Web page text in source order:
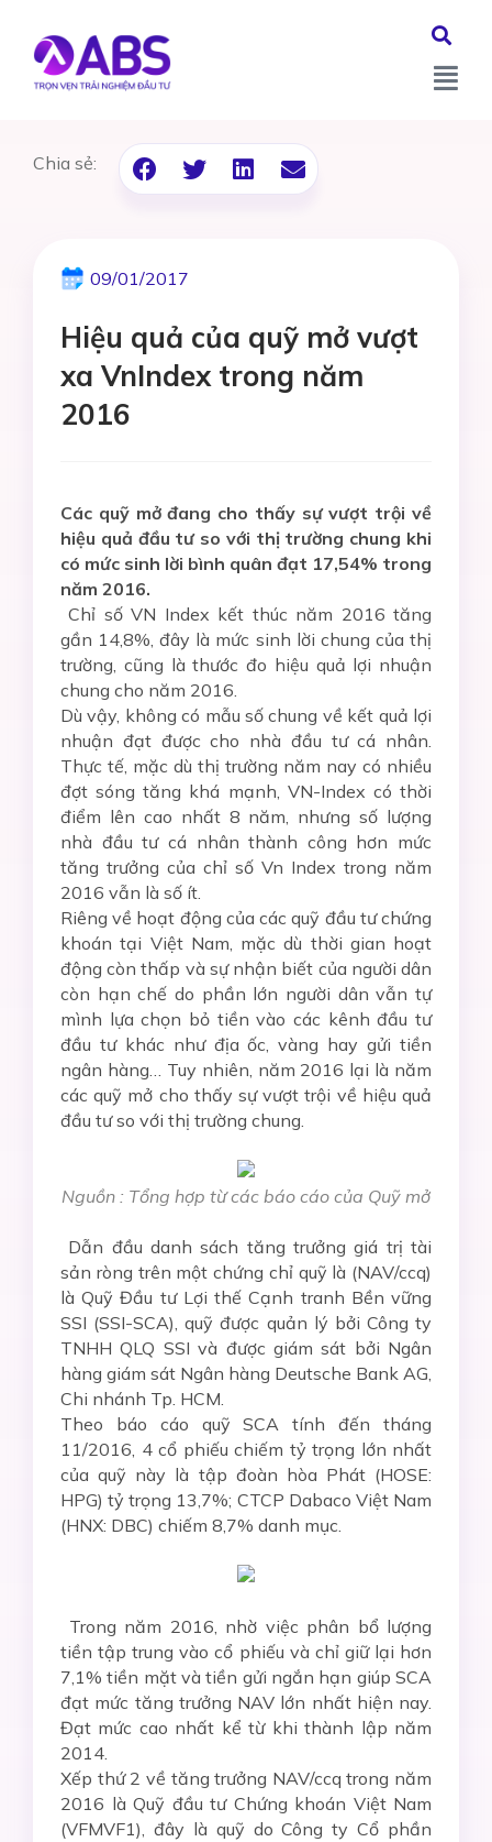
Chia sẻ:
09/01/2017
Hiệu quả của quỹ mở vượt
xa VnIndex trong năm
2016
Các quỹ mở đang cho thấy sự vượt trội về
hiệu quả đầu tư so với thị trường chung khi
có mức sinh lời bình quân đạt 17,54% trong
năm 2016.
Chỉ số VN Index kết thúc năm 2016 tăng
gần 14,8%, đây là mức sinh lời chung của thị
trường, cũng là thước đo hiệu quả lợi nhuận
chung cho năm 2016.
Dù vậy, không có mẫu số chung về kết quả lợi
nhuận đạt được cho nhà đầu tư cá nhân.
Thực tế, mặc dù thị trường năm nay có nhiều
đợt sóng tăng khá mạnh, VN-Index có thời
điểm lên cao nhất 8 năm, nhưng số lượng
nhà đầu tư cá nhân thành công hơn mức
tăng trưởng của chỉ số Vn Index trong năm
2016 vẫn là số ít.
Riêng về hoạt động của các quỹ đầu tư chứng
khoán tại Việt Nam, mặc dù thời gian hoạt
động còn thấp và sự nhận biết của người dân
còn hạn chế do phần lớn người dân vẫn tự
mình lựa chọn bỏ tiền vào các kênh đầu tư
đầu tư khác như địa ốc, vàng hay gửi tiền
ngân hàng… Tuy nhiên, năm 2016 lại là năm
các quỹ mở cho thấy sự vượt trội về hiệu quả
đầu tư so với thị trường chung.
Nguồn : Tổng hợp từ các báo cáo của Quỹ mở
Dẫn đầu danh sách tăng trưởng giá trị tài
sản ròng trên một chứng chỉ quỹ là (NAV/ccq)
là Quỹ Đầu tư Lợi thế Cạnh tranh Bền vững
SSI (SSI-SCA), quỹ được quản lý bởi Công ty
TNHH QLQ SSI và được giám sát bởi Ngân
hàng giám sát Ngân hàng Deutsche Bank AG,
Chi nhánh Tp. HCM.
Theo báo cáo quỹ SCA tính đến tháng
11/2016, 4 cổ phiếu chiếm tỷ trọng lớn nhất
của quỹ này là tập đoàn hòa Phát (HOSE:
HPG) tỷ trọng 13,7%; CTCP Dabaco Việt Nam
(HNX: DBC) chiếm 8,7% danh mục.
Trong năm 2016, nhờ việc phân bổ lượng
tiền tập trung vào cổ phiếu và chỉ giữ lại hơn
7,1% tiền mặt và tiền gửi ngắn hạn giúp SCA
đạt mức tăng trưởng NAV lớn nhất hiện nay.
Đạt mức cao nhất kể từ khi thành lập năm
2014.
Xếp thứ 2 về tăng trưởng NAV/ccq trong năm
2016 là Quỹ đầu tư Chứng khoán Việt Nam
(VFMVF1), đây là quỹ do Công ty Cổ phần